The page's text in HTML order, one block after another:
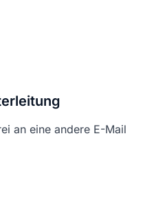
an eine andere E-Mail